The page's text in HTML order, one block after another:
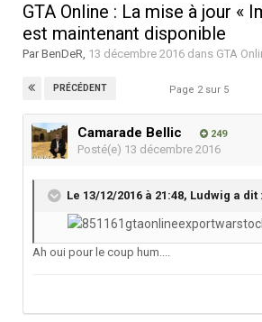
GTA Online : La mise à jour «
est maintenant disponible
ParBenDeR, 13 décembre 2016 dans GTA
PRÉCÉDENT Page 2 sur 5
Camarade Bellic 249
Posté(e) 13 décembre 2016
Le 13/12/2016 à 21:48, Ludwig a dit :
Ah oui pour le coup hum....